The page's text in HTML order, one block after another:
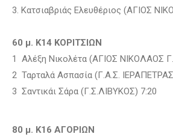
3. Κατσιαβριάς Ελευθέριος (ΑΓΙΟΣ
60 μ. Κ14 ΚΟΡΙΤΣΙΩΝ
1 Αλέξη Νικολέτα (ΑΓΙΟΣ ΝΙΚΟΛΑΟΣ
2 Ταρταλά Ασπασία (Γ.Α.Σ.
3 Σαντικάι Σάρα (Γ.Σ.ΛΙΒΥΚΟΣ) 7:20
80 μ. Κ16 ΑΓΟΡΙΩΝ